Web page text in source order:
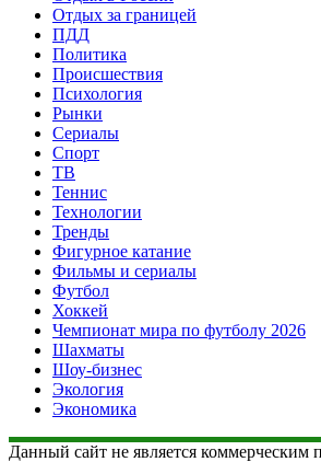
Отдых за границей
ПДД
Политика
Происшествия
Психология
Рынки
Сериалы
Спорт
ТВ
Теннис
Технологии
Тренды
Фигурное катание
Фильмы и сериалы
Футбол
Хоккей
Чемпионат мира по футболу 2026
Шахматы
Шоу-бизнес
Экология
Экономика
Данный сайт не является коммерческим